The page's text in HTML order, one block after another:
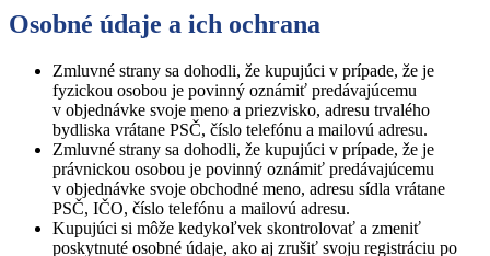
Osobné údaje a ich ochrana
Zmluvné strany sa dohodli, že kupujúci v prípade, že je
fyzickou osobou je povinný oznámiť predávajúcemu
v objednávke svoje meno a priezvisko, adresu trvalého
bydliska vrátane PSČ, číslo telefónu a mailovú adresu.
Zmluvné strany sa dohodli, že kupujúci v prípade, že je
právnickou osobou je povinný oznámiť predávajúcemu
v objednávke svoje obchodné meno, adresu sídla vrátane
PSČ, IČO, číslo telefónu a mailovú adresu.
Kupujúci si môže kedykoľvek skontrolovať a zmeniť
poskytnuté osobné údaje, ako aj zrušiť svoju registráciu po